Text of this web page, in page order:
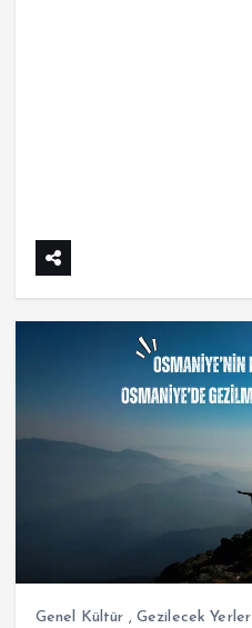
Genel Kültür , Gezilecek Yerler